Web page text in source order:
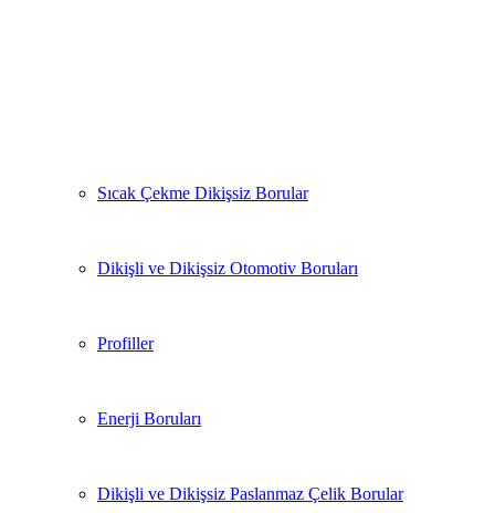
Sıcak Çekme Dikişsiz Borular
Dikişli ve Dikişsiz Otomotiv Boruları
Profiller
Enerji Boruları
Dikişli ve Dikişsiz Paslanmaz Çelik Borular